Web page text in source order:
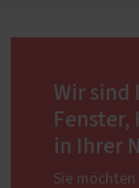
Wir sind
in Ihrer
Sie möchten